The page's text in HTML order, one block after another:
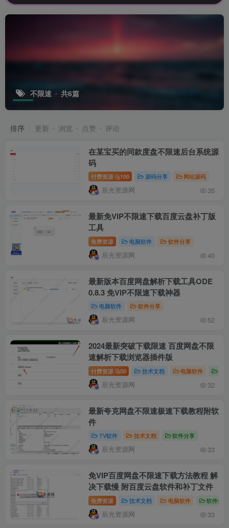
不限速 共6篇
排序 更新 浏览 点赞 评论
在某宝买的同款度盘不限速后台系统源
码
付费资源 100 源码分享 网站源码
辰光资源网 35
最新免VIP不限速下载百度云盘补丁版
工具
免费资源 电脑软件 软件分享
辰光资源网 40
最新版本百度网盘解析下载工具ODE
0.8.3 免VIP不限速下载神器
电脑软件 软件分享
辰光资源网 52
2024最新突破下载限速 百度网盘不限
速解析下载浏览器插件版
付费资源 50 技术文档 电脑软件
辰光资源网 32
最新夸克网盘不限速极速下载教程附软
件
TV软件 技术文档 软件分享
辰光资源网 33
免VIP百度网盘不限速下载方法教程 解
决下载慢 附百度云盘软件和补丁文件
免费资源 技术文档 电脑软件 软件分享
辰光资源网 33